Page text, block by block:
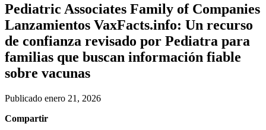
Pediatric Associates Family of Companies
Lanzamientos VaxFacts.info: Un recurso
de confianza revisado por Pediatra para
familias que buscan información fiable
sobre vacunas
Publicado enero 21, 2026
Compartir